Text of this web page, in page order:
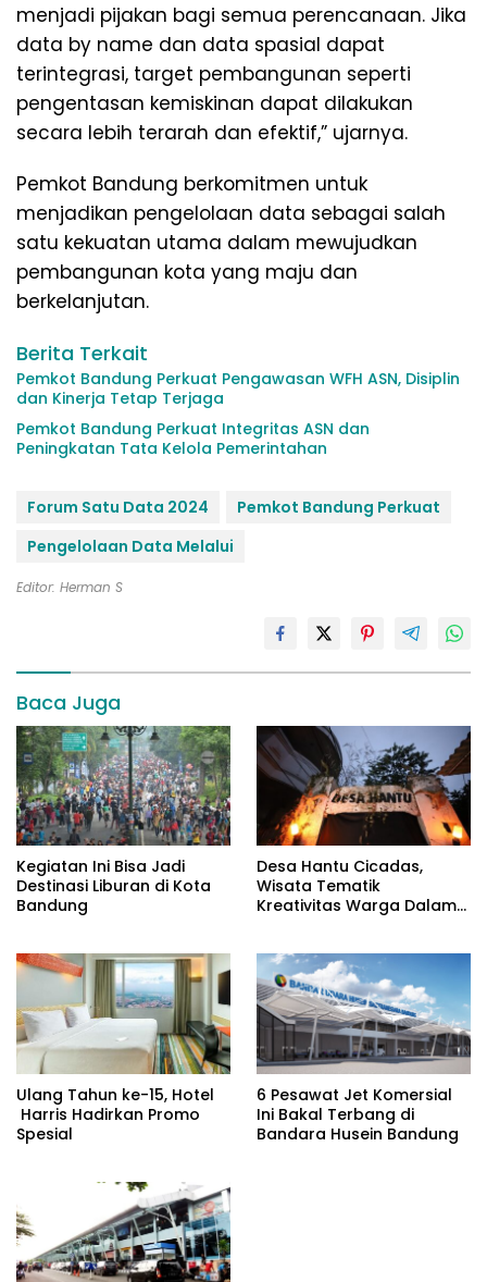
menjadi pijakan bagi semua perencanaan. Jika
data by name dan data spasial dapat
terintegrasi, target pembangunan seperti
pengentasan kemiskinan dapat dilakukan
secara lebih terarah dan efektif,” ujarnya.
Pemkot Bandung berkomitmen untuk
menjadikan pengelolaan data sebagai salah
satu kekuatan utama dalam mewujudkan
pembangunan kota yang maju dan
berkelanjutan.
Berita Terkait
Pemkot Bandung Perkuat Pengawasan WFH ASN, Disiplin
dan Kinerja Tetap Terjaga
Pemkot Bandung Perkuat Integritas ASN dan
Peningkatan Tata Kelola Pemerintahan
Forum Satu Data 2024
Pemkot Bandung Perkuat
Pengelolaan Data Melalui
Editor: Herman S
Baca Juga
Kegiatan Ini Bisa Jadi
Destinasi Liburan di Kota
Bandung
Desa Hantu Cicadas,
Wisata Tematik
Kreativitas Warga Dalam
Ulang Tahun ke-15, Hotel
Harris Hadirkan Promo
Spesial
6 Pesawat Jet Komersial
Ini Bakal Terbang di
Bandara Husein Bandung